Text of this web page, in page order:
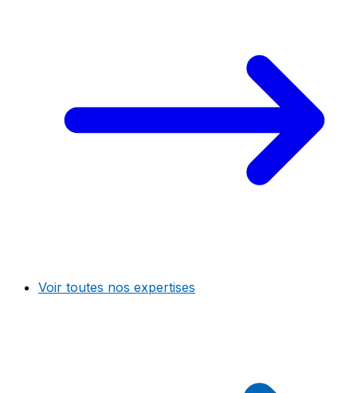
Voir toutes nos expertises